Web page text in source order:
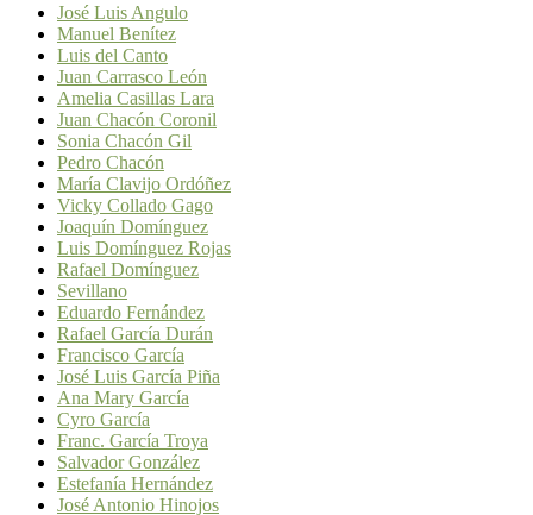
José Luis Angulo
Manuel Benítez
Luis del Canto
Juan Carrasco León
Amelia Casillas Lara
Juan Chacón Coronil
Sonia Chacón Gil
Pedro Chacón
María Clavijo Ordóñez
Vicky Collado Gago
Joaquín Domínguez
Luis Domínguez Rojas
Rafael Domínguez
Sevillano
Eduardo Fernández
Rafael García Durán
Francisco García
José Luis García Piña
Ana Mary García
Cyro García
Franc. García Troya
Salvador González
Estefanía Hernández
José Antonio Hinojos